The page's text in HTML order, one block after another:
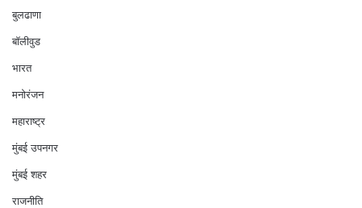
बुलढाणा
बॉलीवुड
भारत
मनोरंजन
महाराष्ट्र
मुंबई उपनगर
मुंबई शहर
राजनीति